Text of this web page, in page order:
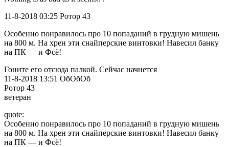
11-8-2018 03:25 Ротор 43
Особенно понравилось про 10 попаданий в грудную мишень
на 800 м. На хрен эти снайперские винтовки! Навесил банку
на ПК — и Фсё!
Гоните его отсюда палкой. Сейчас начнется
11-8-2018 13:51 ОбОбОб
Ротор 43
ветеран
quote:
Особенно понравилось про 10 попаданий в грудную мишень
на 800 м. На хрен эти снайперские винтовки! Навесил банку
на ПК — и Фсё!